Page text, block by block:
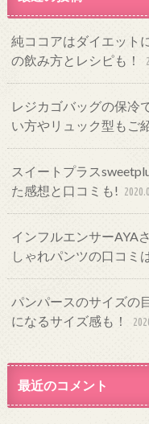
純ココアはダイエット
の飲み方とレシピも！
レジカゴバッグの保冷
い方やリュック型もご
スイートプラス
た感想と口コミも!
インフルエンサーAYA
しゃれパンツの口コミ
パンパースのサイズの
になるサイズ感も！
最近のコメント